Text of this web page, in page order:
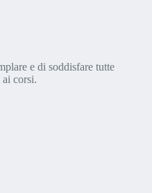
e di soddisfare tutte
corsi.